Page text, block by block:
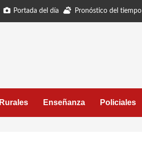
Portada del día Pronóstico del tiempo
Rurales Enseñanza Policiales